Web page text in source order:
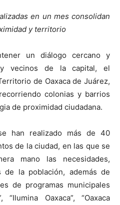
en un mes consolidan
y territorio
un diálogo cercano y
vecinos de la capital, el
de Oaxaca de Juárez,
colonias y barrios
de proximidad ciudadana.
han realizado más de 40
de la ciudad, en las que se
mano las necesidades,
de la población, además de
de programas municipales
Oaxaca”, “Oaxaca